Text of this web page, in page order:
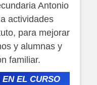
Antonio
actividades
para mejorar
y alumnas y
familiar.
EL CURSO